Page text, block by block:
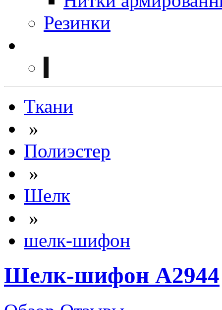
Резинки
Ткани
»
Полиэстер
»
Шелк
»
шелк-шифон
Шелк-шифон А2944